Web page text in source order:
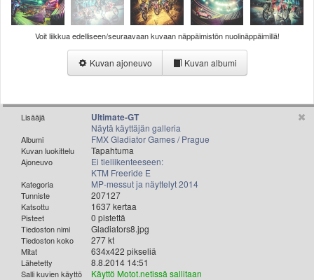
UUTISET
SÄÄ
Valitse paikkakunta
Helsingin sää
Tampereen sää
Oulun sää
Kuopion sää
Rovaniemen sää
MUUT
VIP-jäsenyys
Paidat ja vaatteet
Suunnittele oma paita
Mainostus
Palaute
Kevytversio
Voit liikkua edelliseen/seuraavaan kuvaan näppäimistön nuolinäppäimillä!
Kuvan ajoneuvo Kuvan albumi
Lisääjä Ultimate-GT
Näytä käyttäjän galleria
Albumi FMX Gladiator Games / Prague
Kuvan luokittelu Tapahtuma
Ajoneuvo
Ei tieliikenteeseen:
KTM Freeride E
Kategoria MP-messut ja näyttelyt 2014
Tunniste 207127
Katsottu 1637 kertaa
Pisteet 0 pistettä
Tiedoston nimi Gladiators8.jpg
Tiedoston koko 277 kt
Mitat 634x422 pikseliä
Lähetetty 8.8.2014 14:51
Salli kuvien käyttö Käyttö Motot.netissä sallitaan